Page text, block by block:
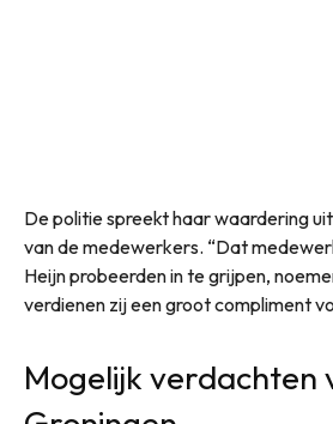
De politie spreekt haar waardering
van de medewerkers. “Dat
Heijn probeerden in te grijpen,
verdienen zij een groot compliment
Mogelijk verdachten